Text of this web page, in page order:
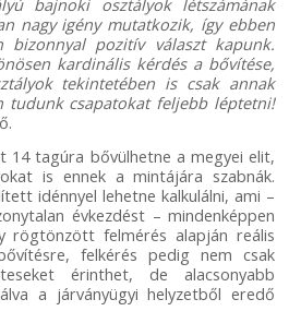
bajnoki osztályok létszámának
nagy igény mutatkozik, így ebben
bizonnyal pozitív választ kapunk.
kardinális kérdés a bővítése,
tekintetében is csak annak
tudunk csapatokat feljebb léptetni!
14 tagúra bővülhetne a megyei elit,
is ennek a mintájára szabnák.
idénnyel lehetne kalkulálni, ami –
évkezdést – mindenképpen
rögtönzött felmérés alapján reális
felkérés pedig nem csak
érinthet, de alacsonyabb
a járványügyi helyzetből eredő